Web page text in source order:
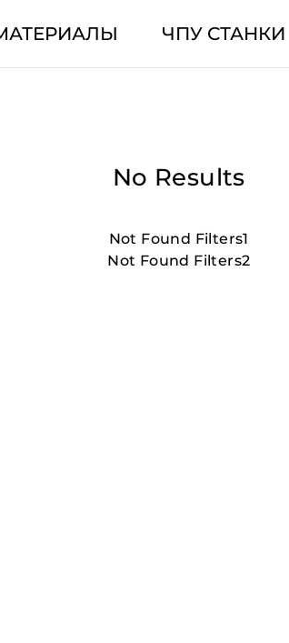
ЧПУ СТАНКИ
No Results
Not Found Filters1
Not Found Filters2